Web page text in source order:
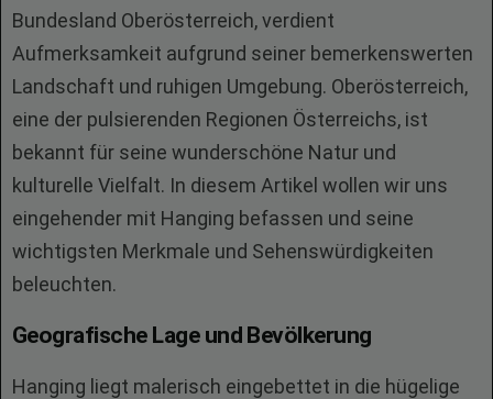
Bundesland Oberösterreich, verdient
Aufmerksamkeit aufgrund seiner bemerkenswerten
Landschaft und ruhigen Umgebung. Oberösterreich,
eine der pulsierenden Regionen Österreichs, ist
bekannt für seine wunderschöne Natur und
kulturelle Vielfalt. In diesem Artikel wollen wir uns
eingehender mit Hanging befassen und seine
wichtigsten Merkmale und Sehenswürdigkeiten
beleuchten.
Geografische Lage und Bevölkerung
Hanging liegt malerisch eingebettet in die hügelige